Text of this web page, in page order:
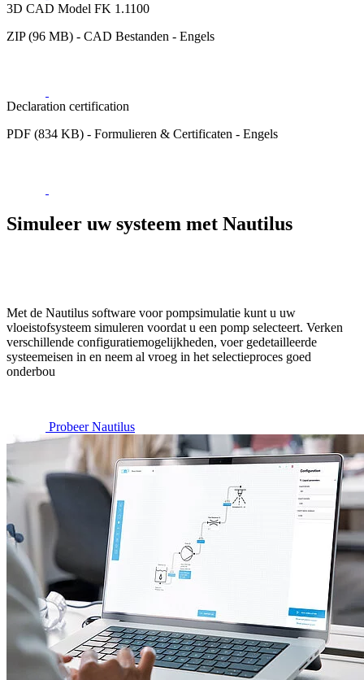
3D CAD Model FK 1.1100
ZIP (96 MB) - CAD Bestanden - Engels
Declaration certification
PDF (834 KB) - Formulieren & Certificaten - Engels
Simuleer uw systeem met Nautilus
Met de Nautilus software voor pompsimulatie kunt u uw
vloeistofsysteem simuleren voordat u een pomp selecteert. Verken
verschillende configuratiemogelijkheden, voer gedetailleerde
systeemeisen in en neem al vroeg in het selectieproces goed
onderbou
Probeer Nautilus